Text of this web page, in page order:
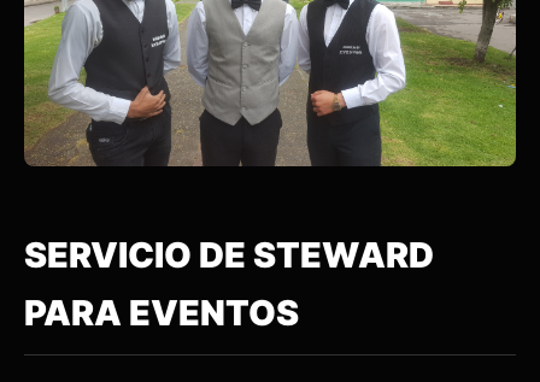
SERVICIO DE STEWARD
PARA EVENTOS